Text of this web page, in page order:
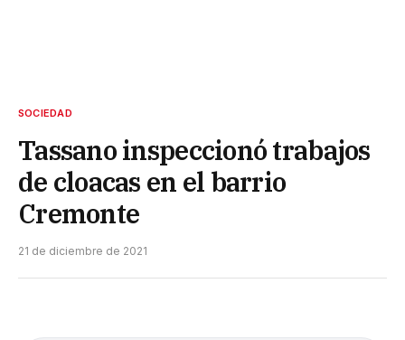
SOCIEDAD
Tassano inspeccionó trabajos
de cloacas en el barrio
Cremonte
21 de diciembre de 2021